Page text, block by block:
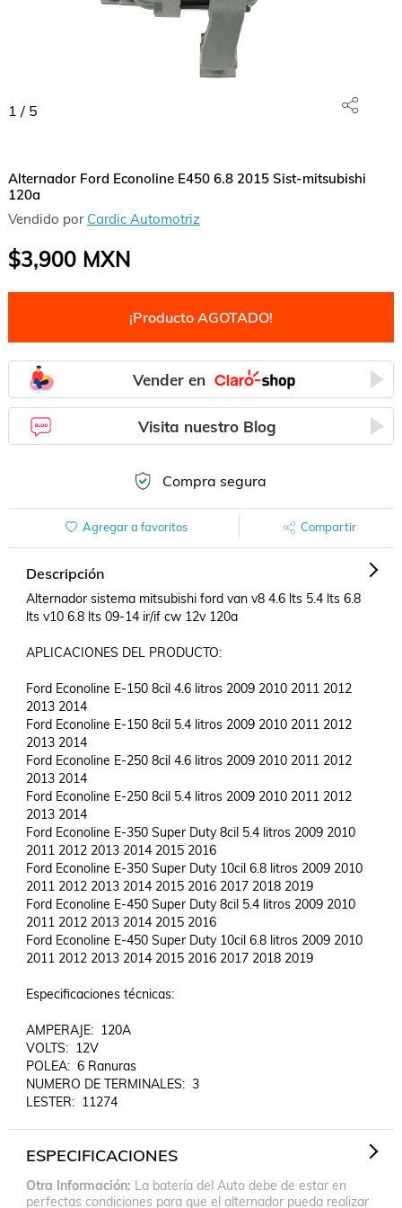
1 / 5
Alternador Ford Econoline E450 6.8 2015 Sist-mitsubishi
120a
Vendido por Cardic Automotriz
$3,900MXN
¡Producto AGOTADO!
Vender en
Visita nuestro Blog
Compra segura
Agregar a favoritos Compartir
Descripción
Alternador sistema mitsubishi ford van v8 4.6 lts 5.4 lts 6.8
lts v10 6.8 lts 09-14 ir/if cw 12v 120a
APLICACIONES DEL PRODUCTO:
Ford Econoline E-150 8cil 4.6 litros 2009 2010 2011 2012
2013 2014
Ford Econoline E-150 8cil 5.4 litros 2009 2010 2011 2012
2013 2014
Ford Econoline E-250 8cil 4.6 litros 2009 2010 2011 2012
2013 2014
Ford Econoline E-250 8cil 5.4 litros 2009 2010 2011 2012
2013 2014
Ford Econoline E-350 Super Duty 8cil 5.4 litros 2009 2010
2011 2012 2013 2014 2015 2016
Ford Econoline E-350 Super Duty 10cil 6.8 litros 2009 2010
2011 2012 2013 2014 2015 2016 2017 2018 2019
Ford Econoline E-450 Super Duty 8cil 5.4 litros 2009 2010
2011 2012 2013 2014 2015 2016
Ford Econoline E-450 Super Duty 10cil 6.8 litros 2009 2010
2011 2012 2013 2014 2015 2016 2017 2018 2019
Especificaciones técnicas:
AMPERAJE:  120A
VOLTS:  12V
POLEA:  6 Ranuras
NUMERO DE TERMINALES:  3
LESTER:  11274
ESPECIFICACIONES
Otra Información La batería del Auto debe de estar en
perfectas condiciones para que el alternador pueda realizar